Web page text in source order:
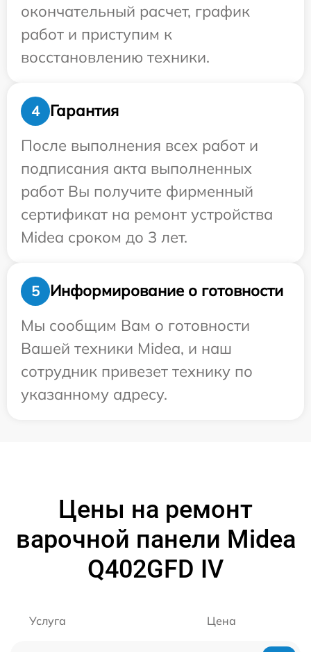
окончательный расчет, график
работ и приступим к
восстановлению техники.
4
Гарантия
После выполнения всех работ и
подписания акта выполненных
работ Вы получите фирменный
сертификат на ремонт устройства
Midea сроком до 3 лет.
5
Информирование о готовности
Мы сообщим Вам о готовности
Вашей техники Midea, и наш
сотрудник привезет технику по
указанному адресу.
Цены на ремонт
варочной панели Midea
Q402GFD IV
Услуга Цена